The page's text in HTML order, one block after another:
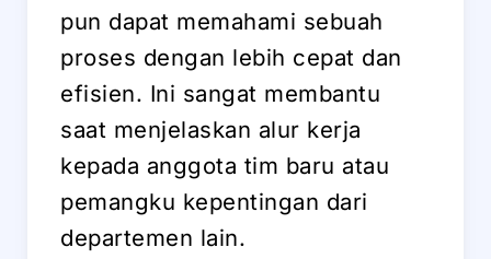
pun dapat memahami sebuah
proses dengan lebih cepat dan
efisien. Ini sangat membantu
saat menjelaskan alur kerja
kepada anggota tim baru atau
pemangku kepentingan dari
departemen lain.